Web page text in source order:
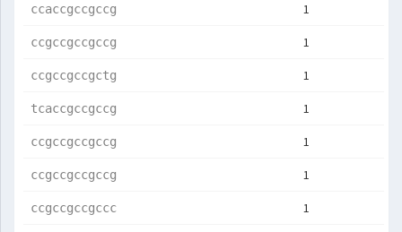
ccaccgccgccg 1
ccgccgccgccg 1
ccgccgccgctg 1
tcaccgccgccg 1
ccgccgccgccg 1
ccgccgccgccg 1
ccgccgccgccc 1